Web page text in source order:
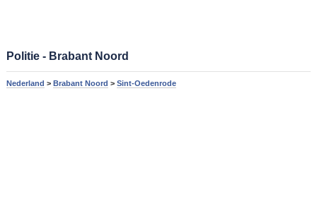
Politie - Brabant Noord
Nederland > Brabant Noord > Sint-Oedenrode